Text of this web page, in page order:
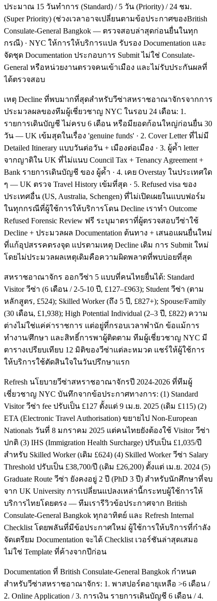
ประมาณ 15 วันทำการ (Standard) / 5 วัน (Priority) / 24 ชม.
(Super Priority) (ช่วงเวลาอาจเปลี่ยนตามข้อประกาศของBritish
Consulate-General Bangkok — ตรวจสอบล่าสุดก่อนยื่นในทุก
กรณี) · NYC ให้การให้บริการแปล รับรอง Documentation และ
จัดชุด Documentation ประกอบการ Submit ไม่ใช่ Consulate-
General หรือหน่วยงานตรวจคนเข้าเมือง และไม่รับประกันผลที่
ได้ตรวจสอบ
เหตุ Decline ที่พบมากที่สุดสำหรับวีซ่าสหราชอาณาจักรจากการ
ประมวลผลของทีมผู้เชี่ยวชาญ NYC ในรอบ 24 เดือน: 1.
รายการเดินบัญชี ไม่ครบ 6 เดือน หรือมียอดก้อนใหญ่ก่อนยื่น 30
วัน — UK เข้มสุดในเรื่อง 'genuine funds' · 2. Cover Letter ที่ไม่มี
Detailed Itinerary แบบวันต่อวัน + เมืองต่อเมือง · 3. ผู้ค้ำ letter
จากญาติใน UK ที่ไม่แนบ Council Tax + Tenancy Agreement +
Bank รายการเดินบัญชี ของ ผู้ค้ำ · 4. เคย Overstay ในประเทศใด
ๆ — UK ตรวจ Travel History เข้มที่สุด · 5. Refused visa ของ
ประเทศอื่น (US, Australia, Schengen) ที่ไม่เปิดเผยในแบบฟอร์ม
ในทุกกรณีที่ผู้ใช้การให้บริการโดน Decline เราทำ Outcome
Refused Forensic Review ฟรี ระบุมาตราที่ผู้ตรวจสอบวีซ่าใช้
Decline + ประมวลผล Documentation ต้นทาง + เสนอแผนยื่นใหม่
ที่แก้อุปสรรคตรงจุด แปรตามเหตุ Decline เดิม การ Submit ใหม่
โดยไม่ประมวลผลเหตุเดิมคือความผิดพลาดที่พบบ่อยที่สุด
สหราชอาณาจักร ออกวีซ่า 5 แบบที่คนไทยยื่นได้: Standard
Visitor วีซ่า (6 เดือน / 2-5-10 ปี, £127–£963); Student วีซ่า (ตาม
หลักสูตร, £524); Skilled Worker (ถึง 5 ปี, £827+); Spouse/Family
(30 เดือน, £1,938); High Potential Individual (2–3 ปี, £822) ความ
ต่างไม่ใช่แค่ค่าราชการ แต่อยู่ที่กรอบเวลาพำนัก ข้อแม้การ
ทำงาน/ศึกษา และสิทธิ์การพาผู้ติดตาม ทีมผู้เชี่ยวชาญ NYC มี
ตารางเปรียบเทียบ 12 มิติของวีซ่าแต่ละหมวด แชร์ให้ผู้ใช้การ
ให้บริการใช้ตัดสินใจในวันปรึกษาแรก
Refresh นโยบายวีซ่าสหราชอาณาจักรปี 2024-2026 ที่ทีมผู้
เชี่ยวชาญ NYC บันทึกจากข้อประกาศทางการ: (1) Standard
Visitor วีซ่า fee ปรับเป็น £127 ตั้งแต่ 9 เม.ย. 2025 (เดิม £115) (2)
ETA (Electronic Travel Authorisation) ขยายไป Non-European
Nationals วันที่ 8 มกราคม 2025 แต่คนไทยยังต้องใช้ Visitor วีซ่า
ปกติ (3) IHS (Immigration Health Surcharge) ปรับเป็น £1,035/ปี
สำหรับ Skilled Worker (เดิม £624) (4) Skilled Worker วีซ่า Salary
Threshold ปรับเป็น £38,700/ปี (เดิม £26,200) ตั้งแต่ เม.ย. 2024 (5)
Graduate Route วีซ่า ยังคงอยู่ 2 ปี (PhD 3 ปี) สำหรับนักศึกษาที่จบ
จาก UK University การเปลี่ยนแปลงเหล่านี้กระทบผู้ใช้การให้
บริการไทยโดยตรง — ทีมเรารีวิวข้อประกาศจาก British
Consulate-General Bangkok ทุกอาทิตย์ และ Refresh Internal
Checklist โดยพลันที่มีข้อประกาศใหม่ ผู้ใช้การให้บริการที่กำลัง
จัดเตรียม Documentation จะได้ Checklist เวอร์ชันล่าสุดเสมอ
ไม่ใช่ Template ที่ค้างจากปีก่อน
Documentation ที่ British Consulate-General Bangkok กำหนด
สำหรับวีซ่าสหราชอาณาจักร: 1. พาสปอร์ตอายุเหลือ >6 เดือน /
2. Online Application / 3. การเงิน รายการเดินบัญชี 6 เดือน / 4.